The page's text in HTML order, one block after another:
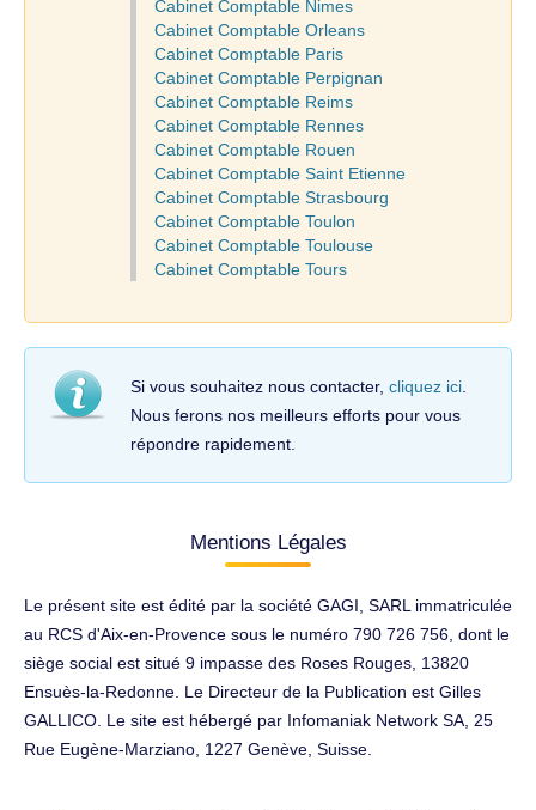
Cabinet Comptable Nimes
Cabinet Comptable Orleans
Cabinet Comptable Paris
Cabinet Comptable Perpignan
Cabinet Comptable Reims
Cabinet Comptable Rennes
Cabinet Comptable Rouen
Cabinet Comptable Saint Etienne
Cabinet Comptable Strasbourg
Cabinet Comptable Toulon
Cabinet Comptable Toulouse
Cabinet Comptable Tours
Si vous souhaitez nous contacter, cliquez ici
Nous ferons nos meilleurs efforts pour vous
répondre rapidement.
Mentions Légales
Le présent site est édité par la société GAGI, SARL immatriculée
au RCS d'Aix-en-Provence sous le numéro 790 726 756, dont le
siège social est situé 9 impasse des Roses Rouges, 13820
Ensuès-la-Redonne. Le Directeur de la Publication est Gilles
GALLICO. Le site est hébergé par Infomaniak Network SA, 25
Rue Eugène-Marziano, 1227 Genève, Suisse.